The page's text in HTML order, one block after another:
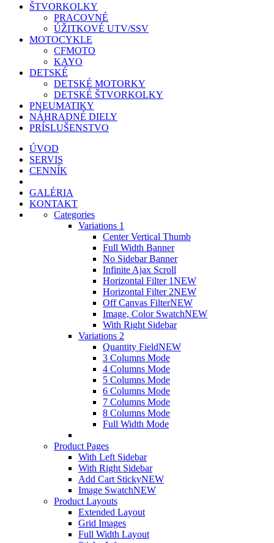
ŠTVORKOLKY
PRACOVNÉ
ÚŽITKOVÉ UTV/SSV
MOTOCYKLE
CFMOTO
KAYO
DETSKÉ
DETSKÉ MOTORKY
DETSKÉ ŠTVORKOLKY
PNEUMATIKY
NÁHRADNÉ DIELY
PRÍSLUŠENSTVO
ÚVOD
SERVIS
CENNÍK
GALÉRIA
KONTAKT
Categories
Variations 1
Center Vertical Thumb
Full Width Banner
No Sidebar Banner
Infinite Ajax Scroll
Horizontal Filter 1NEW
Horizontal Filter 2NEW
Off Canvas FilterNEW
Image, Color SwatchNEW
With Right Sidebar
Variations 2
Quantity FieldNEW
3 Columns Mode
4 Columns Mode
5 Columns Mode
6 Columns Mode
7 Columns Mode
8 Columns Mode
Full Width Mode
Product Pages
With Left Sidebar
With Right Sidebar
Add Cart StickyNEW
Image SwatchNEW
Product Layouts
Extended Layout
Grid Images
Full Width Layout